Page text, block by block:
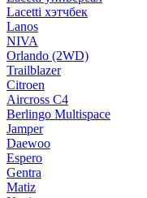
Lacetti хэтчбек
Lanos
NIVA
Orlando (2WD)
Trailblazer
Citroen
Aircross C4
Berlingo Multispace
Jamper
Daewoo
Espero
Gentra
Matiz